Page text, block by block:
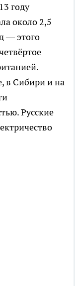
году
около 2,5
— этого
в Сибири и на
Русские